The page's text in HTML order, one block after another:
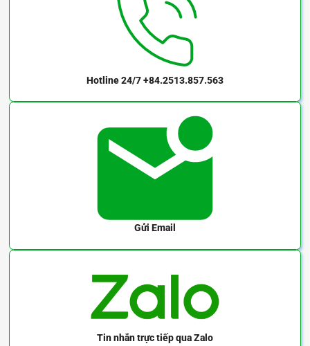
Hotline 24/7+84.2513.857.563
Gửi Email
Tin nhắn trực tiếpqua Zalo